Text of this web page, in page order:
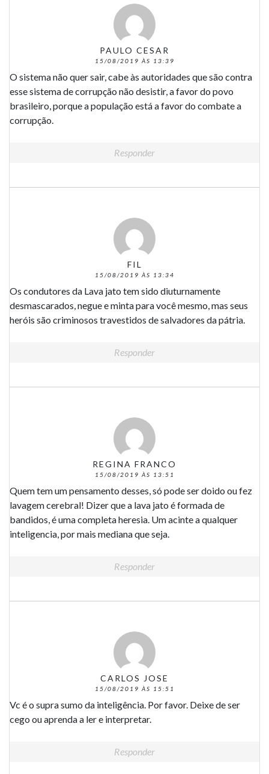
PAULO CESAR
15/08/2019 ÀS 13:39
O sistema não quer sair, cabe às autoridades que são contra
esse sistema de corrupção não desistir, a favor do povo
brasileiro, porque a população está a favor do combate a
corrupção.
Responder
FIL
15/08/2019 ÀS 13:34
Os condutores da Lava jato tem sido diuturnamente
desmascarados, negue e minta para você mesmo, mas seus
heróis são criminosos travestidos de salvadores da pátria.
Responder
REGINA FRANCO
15/08/2019 ÀS 13:51
Quem tem um pensamento desses, só pode ser doido ou fez
lavagem cerebral! Dizer que a lava jato é formada de
bandidos, é uma completa heresia. Um acinte a qualquer
inteligencia, por mais mediana que seja.
Responder
CARLOS JOSE
15/08/2019 ÀS 15:51
Vc é o supra sumo da inteligência. Por favor. Deixe de ser
cego ou aprenda a ler e interpretar.
Responder